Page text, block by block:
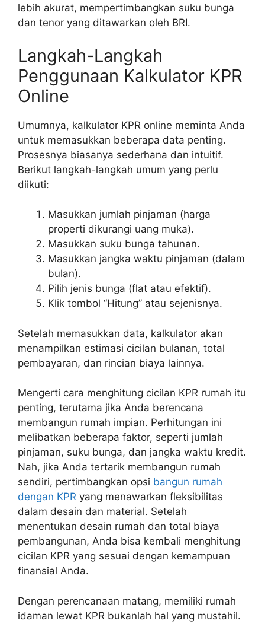
lebih akurat, mempertimbangkan suku bunga
dan tenor yang ditawarkan oleh BRI.
Langkah-Langkah
Penggunaan Kalkulator KPR
Online
Umumnya, kalkulator KPR online meminta Anda
untuk memasukkan beberapa data penting.
Prosesnya biasanya sederhana dan intuitif.
Berikut langkah-langkah umum yang perlu
diikuti:
Masukkan jumlah pinjaman (harga
properti dikurangi uang muka).
Masukkan suku bunga tahunan.
Masukkan jangka waktu pinjaman (dalam
bulan).
Pilih jenis bunga (flat atau efektif).
Klik tombol “Hitung” atau sejenisnya.
Setelah memasukkan data, kalkulator akan
menampilkan estimasi cicilan bulanan, total
pembayaran, dan rincian biaya lainnya.
Mengerti cara menghitung cicilan KPR rumah itu
penting, terutama jika Anda berencana
membangun rumah impian. Perhitungan ini
melibatkan beberapa faktor, seperti jumlah
pinjaman, suku bunga, dan jangka waktu kredit.
Nah, jika Anda tertarik membangun rumah
sendiri, pertimbangkan opsi bangun rumah
dengan KPR yang menawarkan fleksibilitas
dalam desain dan material. Setelah
menentukan desain rumah dan total biaya
pembangunan, Anda bisa kembali menghitung
cicilan KPR yang sesuai dengan kemampuan
finansial Anda.
Dengan perencanaan matang, memiliki rumah
idaman lewat KPR bukanlah hal yang mustahil.